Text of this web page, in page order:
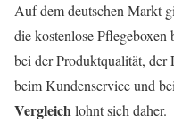
Auf dem deutschen Markt
die kostenlose Pflegeboxen
bei der Produktqualität, der
beim Kundenservice und
Vergleichlohnt sich daher.